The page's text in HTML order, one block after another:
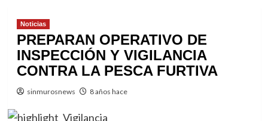
Noticias
PREPARAN OPERATIVO DE
INSPECCIÓN Y VIGILANCIA
CONTRA LA PESCA FURTIVA
sinmurosnews 8 años hace